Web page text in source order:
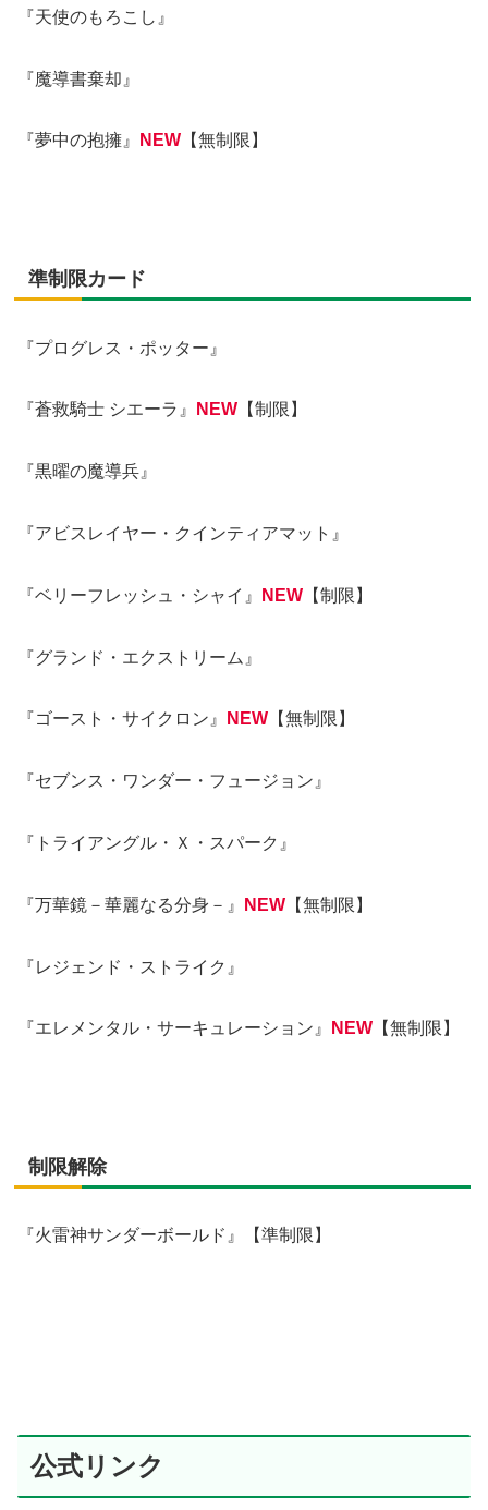
『天使のもろこし』
『魔導書棄却』
『夢中の抱擁』 NEW 【無制限】
準制限カード
『プログレス・ポッター』
『蒼救騎士 シエーラ』 NEW 【制限】
『黒曜の魔導兵』
『アビスレイヤー・クインティアマット』
『ベリーフレッシュ・シャイ』 NEW 【制限】
『グランド・エクストリーム』
『ゴースト・サイクロン』 NEW 【無制限】
『セブンス・ワンダー・フュージョン』
『トライアングル・Ｘ・スパーク』
『万華鏡－華麗なる分身－』 NEW 【無制限】
『レジェンド・ストライク』
『エレメンタル・サーキュレーション』 NEW 【無制限】
制限解除
『火雷神サンダーボールド』【準制限】
公式リンク